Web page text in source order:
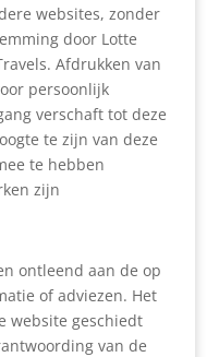
websites, zonder
door Lotte
Afdrukken van
persoonlijk
verschaft tot deze
te zijn van deze
te hebben
zijn
ontleend aan de op
of adviezen. Het
website geschiedt
van de